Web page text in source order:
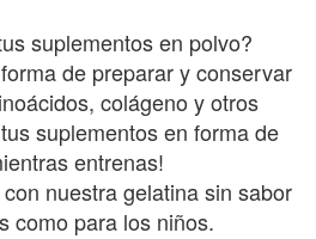
suplementos en polvo?
de preparar y conservar
colágeno y otros
suplementos en forma de
entrenas!
nuestra gelatina sin sabor
como para los niños.